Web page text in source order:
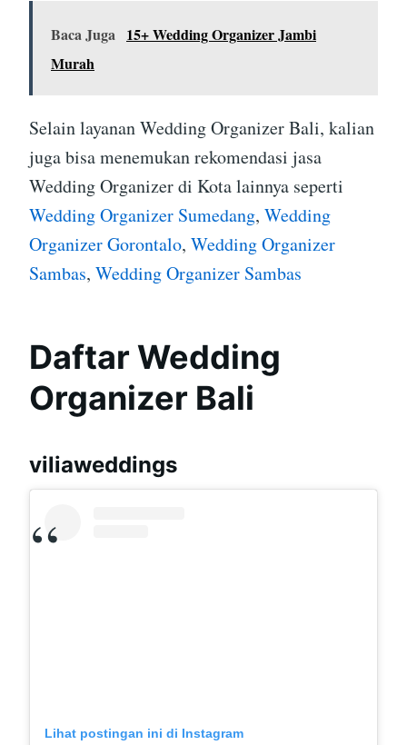
Baca Juga 15+ Wedding Organizer Jambi
Murah
Selain layanan Wedding Organizer Bali, kalian
juga bisa menemukan rekomendasi jasa
Wedding Organizer di Kota lainnya seperti
Wedding Organizer Sumedang, Wedding
Organizer Gorontalo, Wedding Organizer
Sambas, Wedding Organizer Sambas
Daftar Wedding
Organizer Bali
viliaweddings
Lihat postingan ini di Instagram